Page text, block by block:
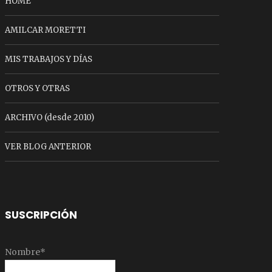
AMILCAR MORETTI
MIS TRABAJOS Y DÍAS
OTROS Y OTRAS
ARCHIVO (desde 2010)
VER BLOG ANTERIOR
SUSCRIPCIÓN
Nombre*